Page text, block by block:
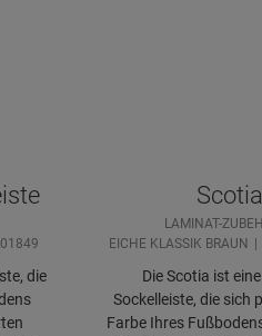
die
Scotia
LAMINAT-
EICHE KLASSIK BRAUN
Die Scotia ist
Sockelleiste, die sich
Farbe Ihres